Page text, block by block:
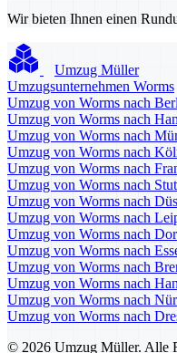
Wir bieten Ihnen einen
Umzug Müller
Umzugsunternehmen Worms
Umzug von Worms nach
Umzug von Worms nach
Umzug von Worms nach
Umzug von Worms nach
Umzug von Worms nach
Umzug von Worms nach
Umzug von Worms nach
Umzug von Worms nach
Umzug von Worms nach
Umzug von Worms nach
Umzug von Worms nach
Umzug von Worms nach
Umzug von Worms nach
Umzug von Worms nach
© 2026 Umzug Müller. Alle